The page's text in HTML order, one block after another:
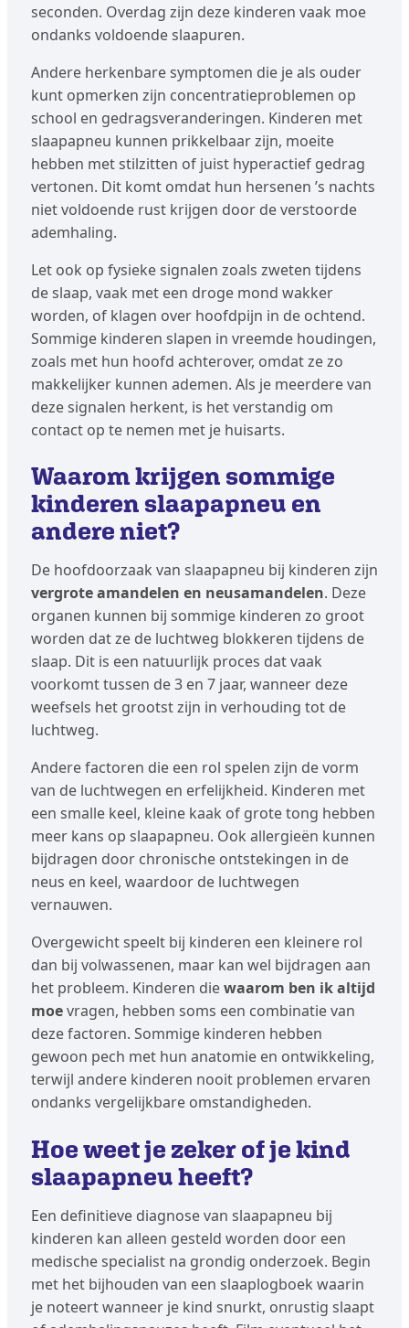
seconden. Overdag zijn deze kinderen vaak moe
ondanks voldoende slaapuren.
Andere herkenbare symptomen die je als ouder
kunt opmerken zijn concentratieproblemen op
school en gedragsveranderingen. Kinderen met
slaapapneu kunnen prikkelbaar zijn, moeite
hebben met stilzitten of juist hyperactief gedrag
vertonen. Dit komt omdat hun hersenen ’s nachts
niet voldoende rust krijgen door de verstoorde
ademhaling.
Let ook op fysieke signalen zoals zweten tijdens
de slaap, vaak met een droge mond wakker
worden, of klagen over hoofdpijn in de ochtend.
Sommige kinderen slapen in vreemde houdingen,
zoals met hun hoofd achterover, omdat ze zo
makkelijker kunnen ademen. Als je meerdere van
deze signalen herkent, is het verstandig om
contact op te nemen met je huisarts.
Waarom krijgen sommige
kinderen slaapapneu en
andere niet?
De hoofdoorzaak van slaapapneu bij kinderen zijn
vergrote amandelen en neusamandelen. Deze
organen kunnen bij sommige kinderen zo groot
worden dat ze de luchtweg blokkeren tijdens de
slaap. Dit is een natuurlijk proces dat vaak
voorkomt tussen de 3 en 7 jaar, wanneer deze
weefsels het grootst zijn in verhouding tot de
luchtweg.
Andere factoren die een rol spelen zijn de vorm
van de luchtwegen en erfelijkheid. Kinderen met
een smalle keel, kleine kaak of grote tong hebben
meer kans op slaapapneu. Ook allergieën kunnen
bijdragen door chronische ontstekingen in de
neus en keel, waardoor de luchtwegen
vernauwen.
Overgewicht speelt bij kinderen een kleinere rol
dan bij volwassenen, maar kan wel bijdragen aan
het probleem. Kinderen diewaarom ben ik altijd
moevragen, hebben soms een combinatie van
deze factoren. Sommige kinderen hebben
gewoon pech met hun anatomie en ontwikkeling,
terwijl andere kinderen nooit problemen ervaren
ondanks vergelijkbare omstandigheden.
Hoe weet je zeker of je kind
slaapapneu heeft?
Een definitieve diagnose van slaapapneu bij
kinderen kan alleen gesteld worden door een
medische specialist na grondig onderzoek. Begin
met het bijhouden van een slaaplogboek waarin
je noteert wanneer je kind snurkt, onrustig slaapt